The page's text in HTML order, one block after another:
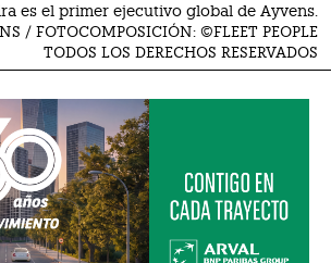
es el primer ejecutivo global de Ayvens.
/ FOTOCOMPOSICIÓN: ©FLEET PEOPLE
TODOS LOS DERECHOS RESERVADOS